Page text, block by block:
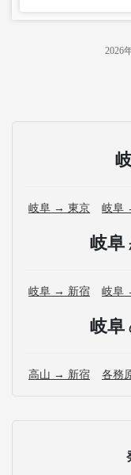
2026
岐阜 → 東京 岐阜
岐阜
岐阜 → 新宿 岐阜
岐阜
高山 → 新宿 各務